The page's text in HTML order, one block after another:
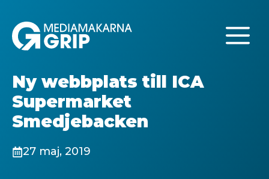
innehåll
Ny webbplats till ICA
Supermarket
Smedjebacken
27 maj, 2019